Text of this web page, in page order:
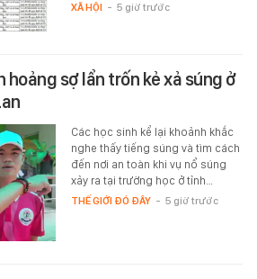
XÃ HỘI - 5 giờ trước
hoảng sợ lẩn trốn kẻ xả súng ở
Các học sinh kể lại khoảnh khắc
nghe thấy tiếng súng và tìm cách
đến nơi an toàn khi vụ nổ súng
xảy ra tại trường học ở tỉnh…
THẾ GIỚI ĐÓ ĐÂY - 5 giờ trước